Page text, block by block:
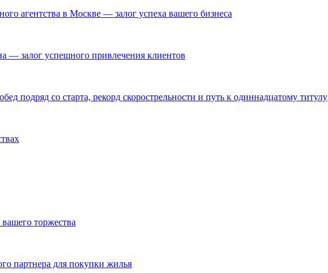
агентства в Москве — залог успеха вашего бизнеса
— залог успешного привлечения клиентов
подряд со старта, рекорд скорострельности и путь к одиннадцатому титулу
торжества
партнера для покупки жилья